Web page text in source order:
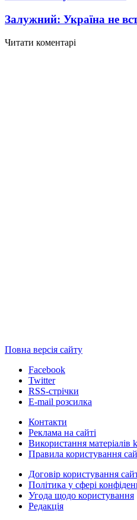
Залужний: Україна не
Читати коментарі
Повна версія сайту
Facebook
Twitter
RSS-стрічки
E-mail розсилка
Контакти
Реклама на сайті
Використання матеріалів
Правила користування
Договір користування
Політика у сфері
Угода щодо користування
Редакція